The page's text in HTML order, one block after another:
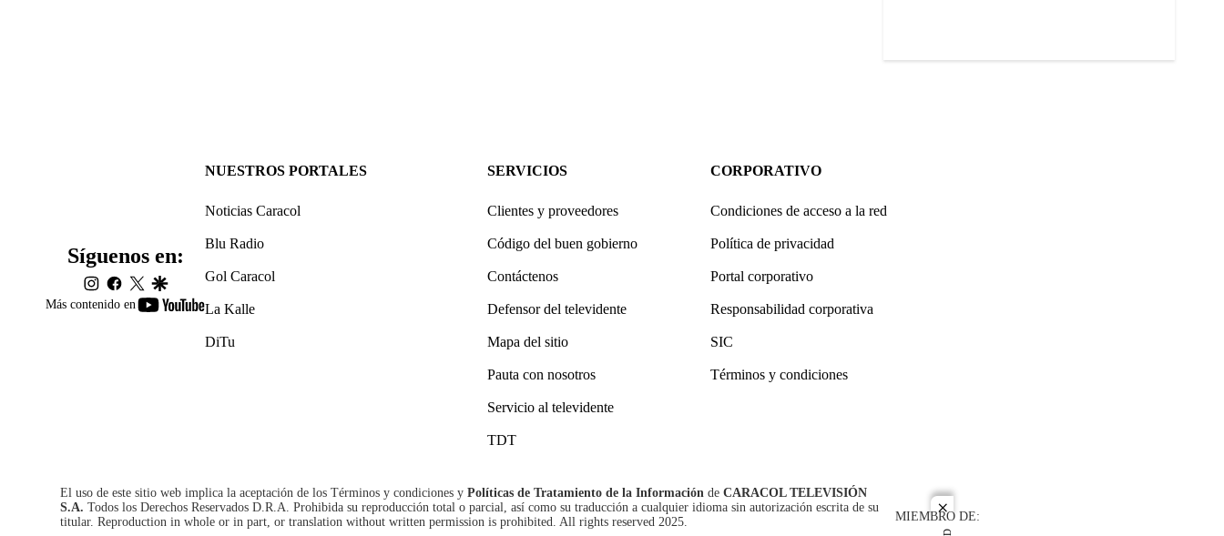
close
Más contenido en
youtube-
Síguenos en:
instagram
facebook
twittergoogle
NUESTROS PORTALES
Noticias Caracol
Blu Radio
Gol Caracol
La Kalle
DiTu
SERVICIOS
Clientes y proveedores
Código del buen gobierno
Contáctenos
Defensor del televidente
Mapa del sitio
Pauta con nosotros
Servicio al televidente
TDT
CORPORATIVO
Condiciones de acceso a la red
Política de privacidad
Portal corporativo
Responsabilidad corporativa
SIC
Términos y condiciones
El uso de este sitio web implica la aceptación de los Términos y condiciones y Políticas de Tratamiento de la Información de CARACOL TELEVISIÓN
S.A. Todos los Derechos Reservados D.R.A. Prohibida su reproducción total o parcial, así como su traducción a cualquier idioma sin autorización escrita de su
titular. Reproduction in whole or in part, or translation without written permission is prohibited. All rights reserved 2025.
MIEMBRO DE: